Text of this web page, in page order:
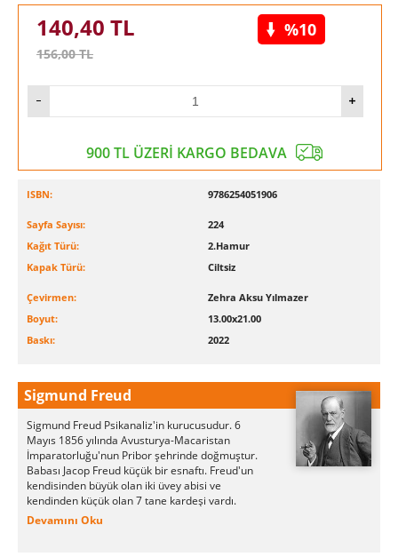
140,40 TL
156,00TL
%10
900 TL ÜZERİ KARGO BEDAVA
ISBN: 9786254051906
Sayfa Sayısı:
224
Kağıt Türü:
2.Hamur
Kapak Türü:
Ciltsiz
Çevirmen:
Zehra Aksu Yılmazer
Boyut:
13.00x21.00
Baskı:
2022
Sigmund Freud
Sigmund Freud Psikanaliz'in kurucusudur. 6
Mayıs 1856 yılında Avusturya-Macaristan
İmparatorluğu'nun Pribor şehrinde doğmuştur.
Babası Jacop Freud küçük bir esnaftı. Freud'un
kendisinden büyük olan iki üvey abisi ve
kendinden küçük olan 7 tane kardeşi vardı.
Yahudi bir aileden olan Freud'un babası çok
Devamını Oku